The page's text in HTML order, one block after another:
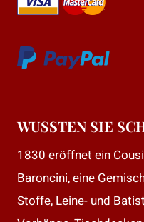
WUSSTEN SIE
1830 eröffnet ein
Baroncini, eine
Stoffe, Leine- und